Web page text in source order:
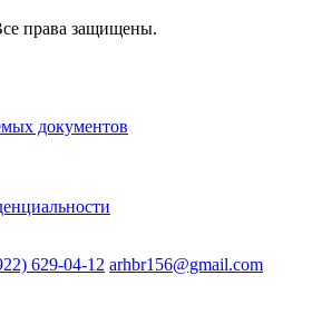
права защищены.
документов
629-04-12 arhbr156@gmail.com